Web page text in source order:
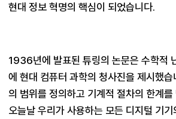
현대 정보 혁명의 핵심이 되었습니다.
1936년에 발표된 튜링의 논문은 수학적
에 현대 컴퓨터 과학의 청사진을 제시했
의 범위를 정의하고 기계적 절차의 한계를
오늘날 우리가 사용하는 모든 디지털 기